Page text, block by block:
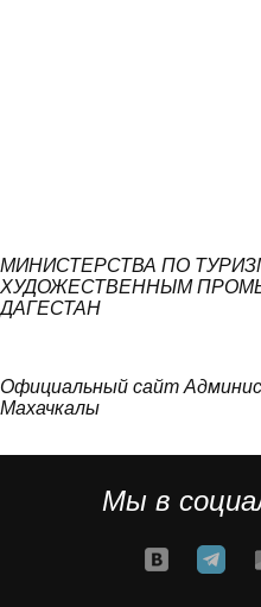
МИНИСТЕРСТВА ПО
ХУДОЖЕСТВЕННЫМ
ДАГЕСТАН
Официальный сайт
Махачкалы
Мы в